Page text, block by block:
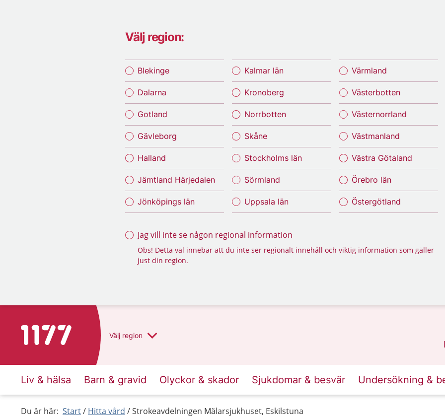
Välj region:
Blekinge
Dalarna
Gotland
Gävleborg
Halland
Jämtland Härjedalen
Jönköpings län
Kalmar län
Kronoberg
Norrbotten
Skåne
Stockholms län
Sörmland
Uppsala län
Värmland
Västerbotten
Västernorrland
Västmanland
Västra Götaland
Örebro län
Östergötland
Jag vill inte se någon regional information
Obs! Detta val innebär att du inte ser regionalt innehåll och viktig information som gäller
just din region.
Till startsidan för 1177 Välj region
Liv & hälsa Barn & gravid Olyckor & skador Sjukdomar & besvär Undersökning &
Du är här: Start Hitta vård Strokeavdelningen Mälarsjukhuset, Eskilstuna